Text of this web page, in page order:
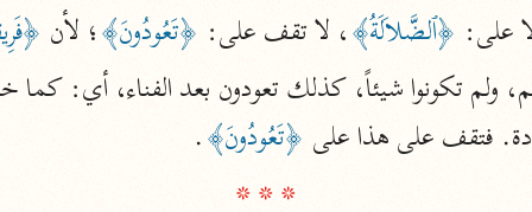
لغة وبلاغة
التحرير والتنوير
ابن عاشور (١٣٩٣ هـ)
نحو ٢٤ مجلدًا
على: ﴿ٱلضَّلاَلَةُ﴾، لا تقف على: ﴿تَعُودُونَ﴾؛ لأن
فتقف على هذا على ﴿تَعُودُونَ﴾.
* * *